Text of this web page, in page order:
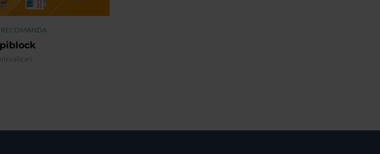
RECOMANDA
vizualizari